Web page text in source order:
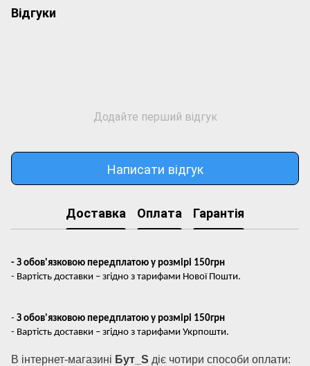
Відгуки
Додайте перший відгук
Написати відгук
Доставка Оплата Гарантія
- З обов'язковою передплатою у розмірі 150грн
- Вартість доставки – згідно з тарифами Нової Пошти.
- З обов'язковою передплатою у розмірі 150грн
- Вартість доставки – згідно з тарифами Укрпошти.
В інтернет-магазині Бут_S діє чотири способи оплати: